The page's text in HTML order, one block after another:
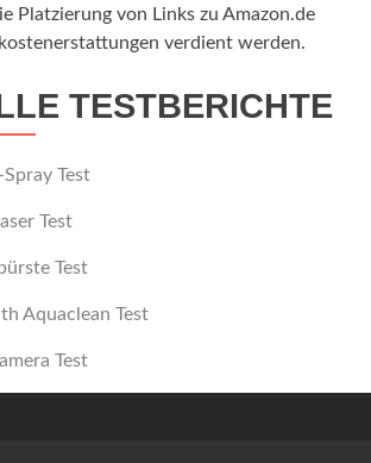
Platzierung von Links zu Amazon.de
verdient werden.
TESTBERICHTE
Test
Test
Test
Aquaclean Test
Test